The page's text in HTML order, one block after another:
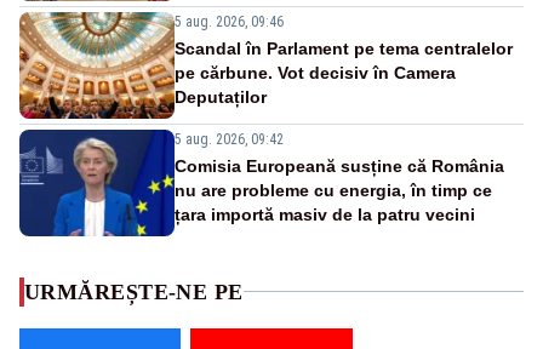
5 aug. 2026, 09:46
Scandal în Parlament pe tema centralelor
pe cărbune. Vot decisiv în Camera
Deputaților
5 aug. 2026, 09:42
Comisia Europeană susține că România
nu are probleme cu energia, în timp ce
țara importă masiv de la patru vecini
URMĂREȘTE-NE PE